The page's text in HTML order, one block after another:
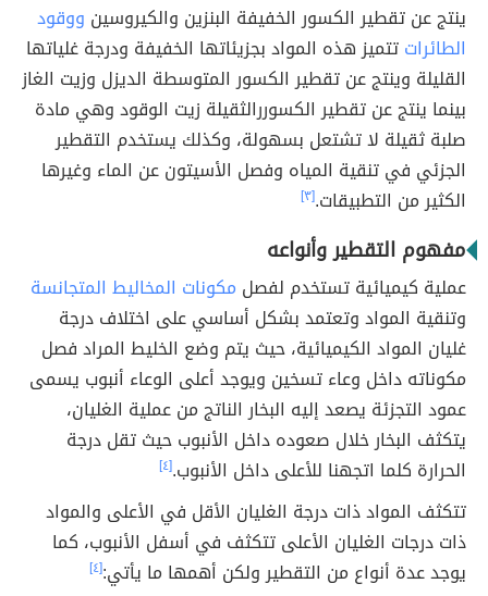
ينتج عن تقطير الكسور الخفيفة البنزين والكيروسين ووقود
الطائراتتتميز هذه المواد بجزيئاتها الخفيفة ودرجة غلياتها
القليلة وينتج عن تقطير الكسور المتوسطة الديزل وزيت الغاز
بينما ينتج عن تقطير الكسوررالثقيلة زيت الوقود وهي مادة
صلبة ثقيلة لا تشتعل بسهولة، وكذلك يستخدم التقطير
الجزئي في تنقية المياه وفصل الأسيتون عن الماء وغيرها
الكثير من التطبيقات.[٣]
مفهوم التقطير وأنواعه
عملية كيميائية تستخدم لفصل مكونات المخاليط المتجانسة
وتنقية المواد وتعتمد بشكل أساسي على اختلاف درجة
غليان المواد الكيميائية، حيث يتم وضع الخليط المراد فصل
مكوناته داخل وعاء تسخين ويوجد أعلى الوعاء أنبوب يسمى
عمود التجزئة يصعد إليه البخار الناتج من عملية الغليان،
يتكثف البخار خلال صعوده داخل الأنبوب حيث تقل درجة
الحرارة كلما اتجهنا للأعلى داخل الأنبوب.[٤]
تتكثف المواد ذات درجة الغليان الأقل في الأعلى والمواد
ذات درجات الغليان الأعلى تتكثف في أسفل الأنبوب، كما
يوجد عدة أنواع من التقطير ولكن أهمها ما يأتي:[٤]